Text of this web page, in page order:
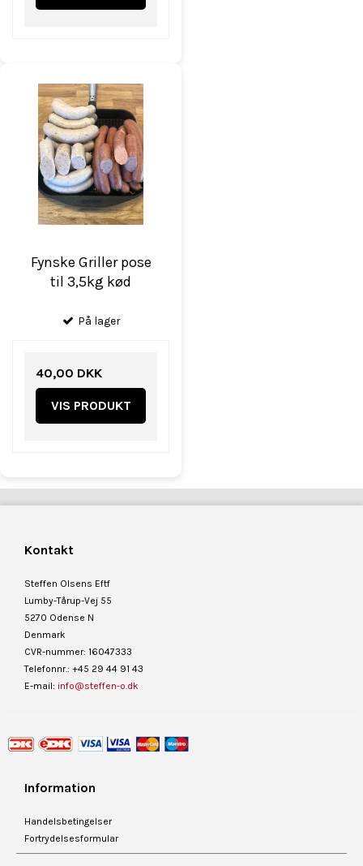
Fynske Griller pose
til 3,5kg kød
På lager
40,00 DKK
VIS PRODUKT
Kontakt
Steffen Olsens Eftf
Lumby-Tårup-Vej 55
5270 Odense N
Denmark
CVR-nummer: 16047333
Telefonnr.: +45 29 44 91 43
E-mail: info@steffen-o.dk
Information
Handelsbetingelser
Fortrydelsesformular